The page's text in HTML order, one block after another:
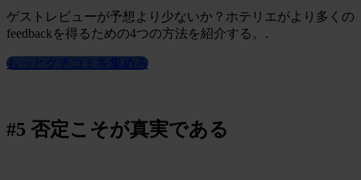
ゲストレビューが予想より少ないか？ホテリエがより多くの
feedbackを得るための4つの方法を紹介する。.
もっとクチコミを集めろ
#5 否定こそが真実である